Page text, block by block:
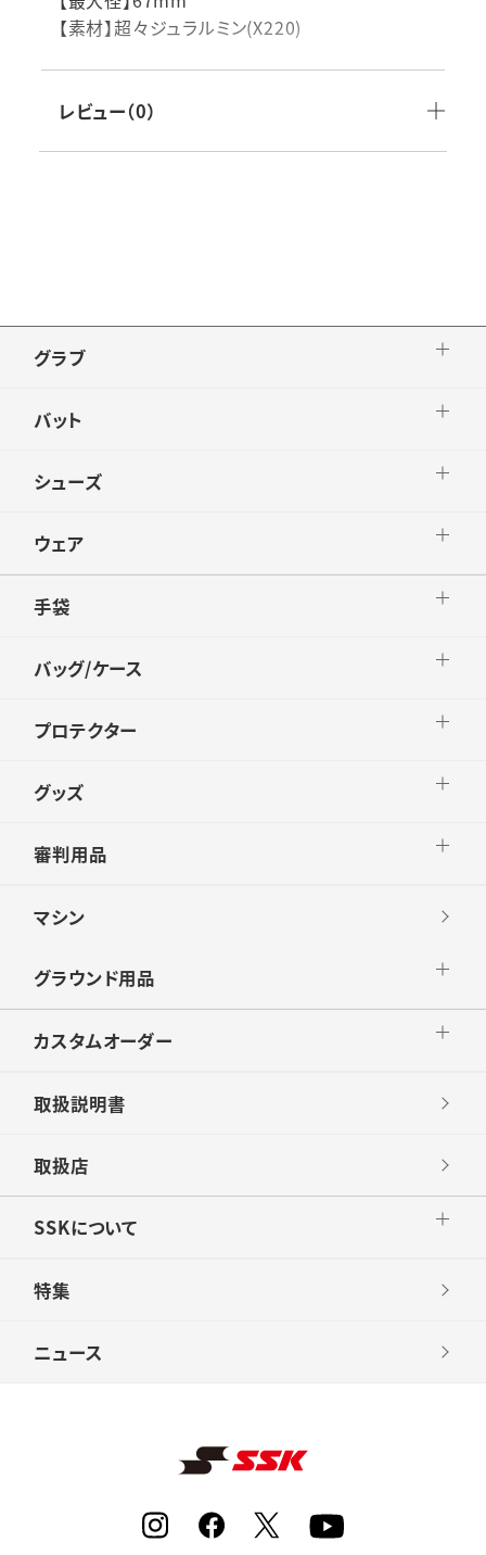
におすすめの一本です。
工を施すことにより打球時の力の分散を抑え、
【素材】超々ジュラルミン(X220)
SB研磨
レビュー（0）
グラブ
バット
シューズ
ウェア
手袋
バッグ/ケース
プロテクター
グッズ
審判用品
マシン
グラウンド用品
カスタムオーダー
取扱説明書
取扱店
SSKについて
特集
ニュース